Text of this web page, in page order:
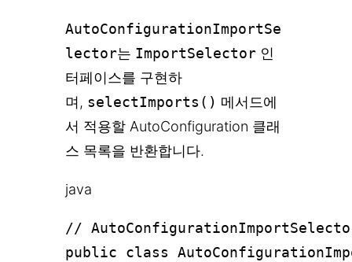
AutoConfigurationImportSe
lector는 ImportSelector 인
터페이스를 구현하
며, selectImports() 메서드에
서 적용할 AutoConfiguration 클래
스 목록을 반환합니다.
java
//
public class